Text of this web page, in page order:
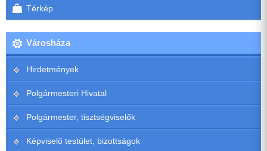
Térkép
Városháza
Hirdetmények
Polgármesteri Hivatal
Polgármester, tisztségviselők
Képviselő testület, bizottságok